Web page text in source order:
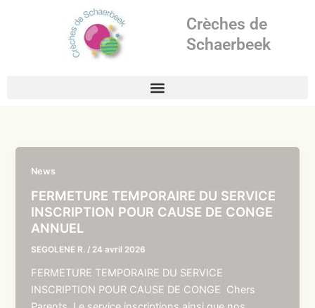
Crèches de
Schaerbeek
News
FERMETURE TEMPORAIRE DU SERVICE
INSCRIPTION POUR CAUSE DE CONGE
ANNUEL
SEGOLENE R. / 24 avril 2026
FERMETURE TEMPORAIRE DU SERVICE
INSCRIPTION POUR CAUSE DE CONGE Chers